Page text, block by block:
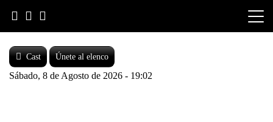
content
Cast Únete al elenco
Sábado, 8 de Agosto de 2026 - 19:02